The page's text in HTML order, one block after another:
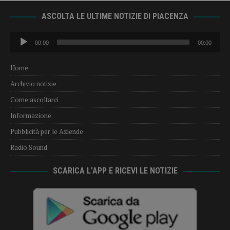
ASCOLTA LE ULTIME NOTIZIE DI PIACENZA
Audio
Player
00:00 00:00
Home
Archivio notizie
Come ascoltarci
Informazione
Pubblicità per le Aziende
Radio Sound
SCARICA L’APP E RICEVI LE NOTIZIE